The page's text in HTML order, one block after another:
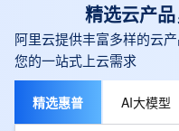
精选云产
阿里云提供丰富多样的云
您的一站式上云需求
精选惠普 AI大模型